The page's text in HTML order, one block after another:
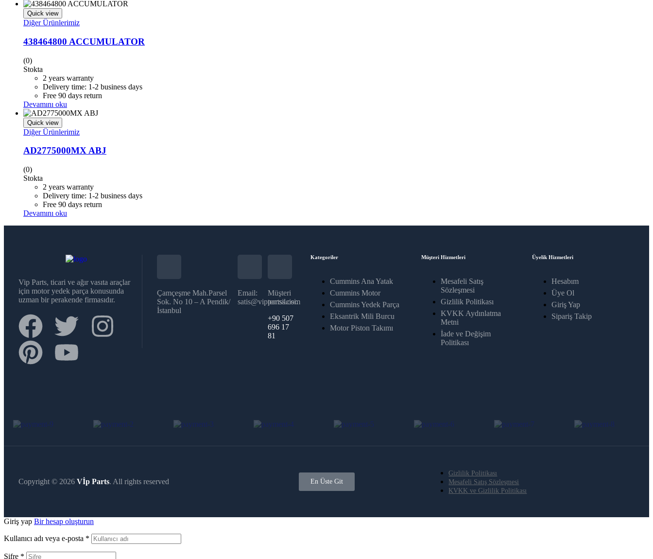
Quick view
Diğer Ürünlerimiz
438464800 ACCUMULATOR
(0)
Stokta
2 years warranty
Delivery time: 1-2 business days
Free 90 days return
Devamını oku
Quick view
Diğer Ürünlerimiz
AD2775000MX ABJ
(0)
Stokta
2 years warranty
Delivery time: 1-2 business days
Free 90 days return
Devamını oku
Vip Parts, ticari ve ağır vasıta araçlar
için motor yedek parça konusunda
uzman bir perakende firmasıdır.
Çamçeşme Mah.Parsel
Sok. No 10 – A Pendik/
İstanbul
Email:
satis@vippartss.com
Müşteri
temsilcisi:
+90 507
696 17
81
Kategoriler
Cummins Ana Yatak
Cummins Motor
Cummins Yedek Parça
Eksantrik Mili Burcu
Motor Piston Takımı
Müşteri Hizmetleri
Mesafeli Satış
Sözleşmesi
Gizlilik Politikası
KVKK Aydınlatma
Metni
İade ve Değişim
Politikası
Üyelik Hizmetleri
Hesabım
Üye Ol
Giriş Yap
Sipariş Takip
Copyright © 2026 Vİp Parts. All rights reserved En Üste Git
Gizlilik Politikası
Mesafeli Satış Sözleşmesi
KVKK ve Gizlilik Politikası
Giriş yap Bir hesap oluşturun
Kullanıcı adı veya e-posta *
Şifre *